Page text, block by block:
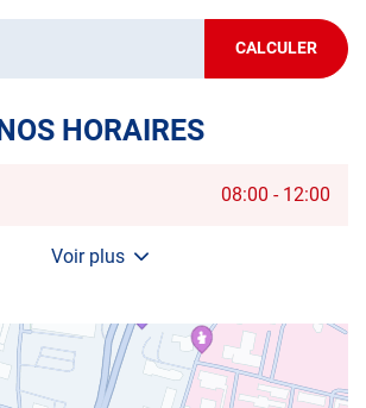
auprès du centre
CALCULER
JUSQU'AU
POINT
PROVENCE
HORAIRES
08:00 - 12:00
Voir plus
et
d'ouverture
du
centre
AUTOSUR